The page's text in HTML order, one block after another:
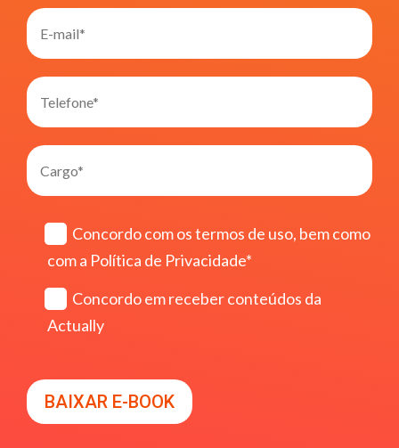
Concordo com os termos de uso, bem como
com a Política de Privacidade*
Concordo em receber conteúdos da
Actually